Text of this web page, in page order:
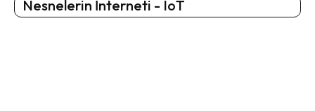
Nesnelerin İnterneti - IoT